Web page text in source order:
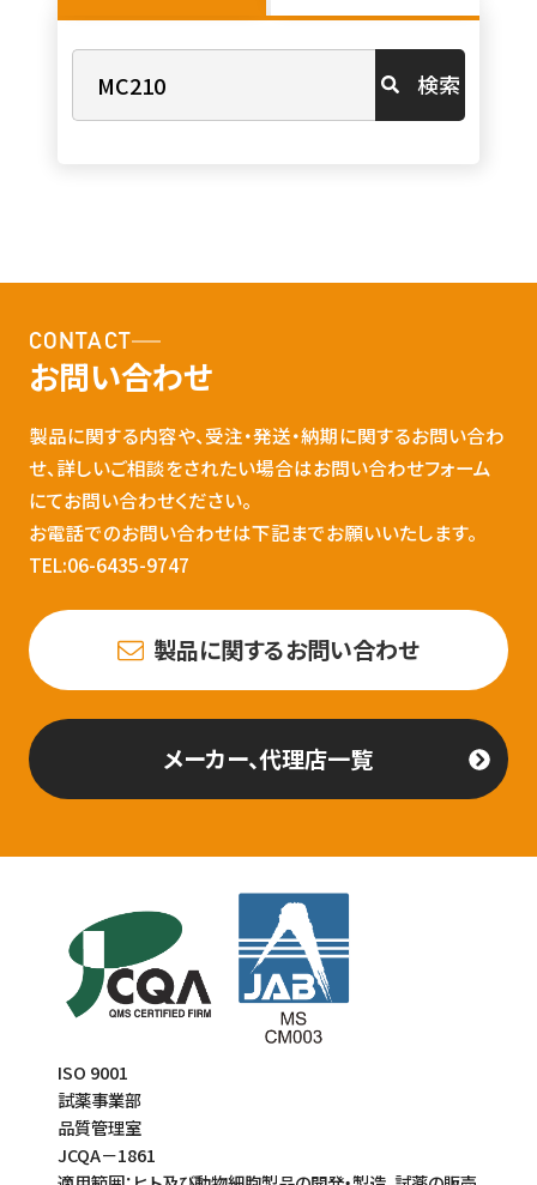
検索
CONTACT
お問い合わせ
製品に関する内容や、受注・発送・納期に関するお問い合わ
せ、詳しいご相談をされたい場合はお問い合わせフォーム
にてお問い合わせください。
お電話でのお問い合わせは下記までお願いいたします。
TEL:06-6435-9747
製品に関するお問い合わせ
メーカー、代理店一覧
ISO 9001
試薬事業部
品質管理室
JCQA－1861